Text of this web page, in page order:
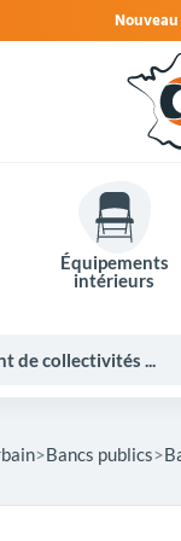
Paiement en 4x sans
Équipements
intérieurs
Bancs publics